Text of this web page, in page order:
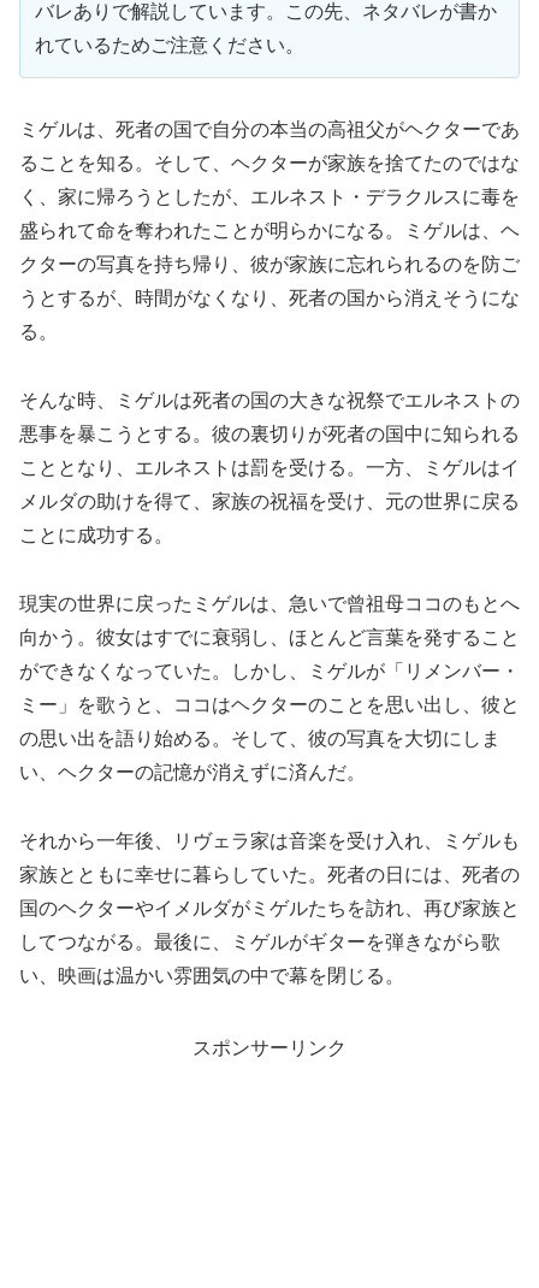
バレありで解説しています。この先、ネタバレが書か
れているためご注意ください。
ミゲルは、死者の国で自分の本当の高祖父がヘクターであ
ることを知る。そして、ヘクターが家族を捨てたのではな
く、家に帰ろうとしたが、エルネスト・デラクルスに毒を
盛られて命を奪われたことが明らかになる。ミゲルは、ヘ
クターの写真を持ち帰り、彼が家族に忘れられるのを防ご
うとするが、時間がなくなり、死者の国から消えそうにな
る。
そんな時、ミゲルは死者の国の大きな祝祭でエルネストの
悪事を暴こうとする。彼の裏切りが死者の国中に知られる
こととなり、エルネストは罰を受ける。一方、ミゲルはイ
メルダの助けを得て、家族の祝福を受け、元の世界に戻る
ことに成功する。
現実の世界に戻ったミゲルは、急いで曾祖母ココのもとへ
向かう。彼女はすでに衰弱し、ほとんど言葉を発すること
ができなくなっていた。しかし、ミゲルが「リメンバー・
ミー」を歌うと、ココはヘクターのことを思い出し、彼と
の思い出を語り始める。そして、彼の写真を大切にしま
い、ヘクターの記憶が消えずに済んだ。
それから一年後、リヴェラ家は音楽を受け入れ、ミゲルも
家族とともに幸せに暮らしていた。死者の日には、死者の
国のヘクターやイメルダがミゲルたちを訪れ、再び家族と
してつながる。最後に、ミゲルがギターを弾きながら歌
い、映画は温かい雰囲気の中で幕を閉じる。
スポンサーリンク